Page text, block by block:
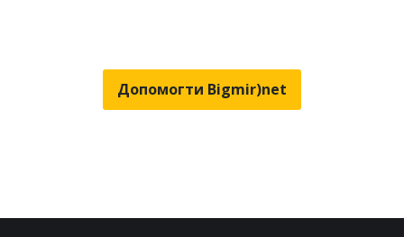
Допомогти Bigmir)net